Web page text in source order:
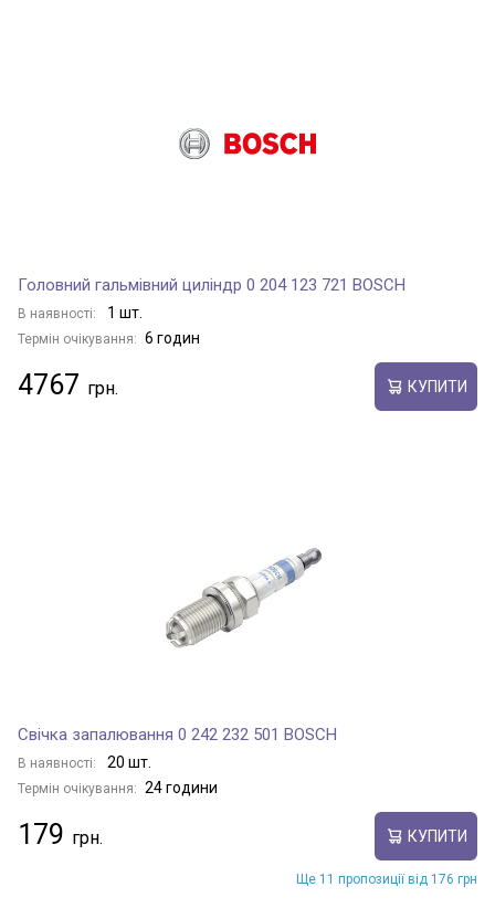
Головний гальмівний циліндр 0 204 123 721 BOSCH
В наявності: 1 шт.
Термін очікування: 6 годин
4767 КУПИТИ
Свічка запалювання 0 242 232 501 BOSCH
В наявності: 20 шт.
Термін очікування: 24 години
179 КУПИТИ
Ще 11 пропозиції від 176 грн